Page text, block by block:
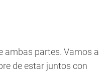
ambas partes. Vamos a
de estar juntos con